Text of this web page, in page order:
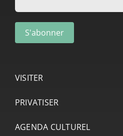
VISITER
PRIVATISER
AGENDA CULTUREL